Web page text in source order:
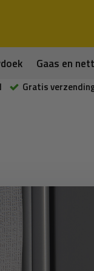
Gaas en
Gratis